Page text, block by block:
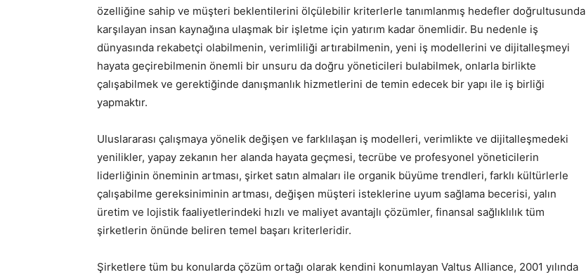
özelliğine sahip ve müşteri beklentilerini ölçülebilir kriterlerle tanımlanmış hedefler doğrultusunda
karşılayan insan kaynağına ulaşmak bir işletme için yatırım kadar önemlidir. Bu nedenle iş
dünyasında rekabetçi olabilmenin, verimliliği artırabilmenin, yeni iş modellerini ve dijitalleşmeyi
hayata geçirebilmenin önemli bir unsuru da doğru yöneticileri bulabilmek, onlarla birlikte
çalışabilmek ve gerektiğinde danışmanlık hizmetlerini de temin edecek bir yapı ile iş birliği
yapmaktır.
Uluslararası çalışmaya yönelik değişen ve farklılaşan iş modelleri, verimlikte ve dijitalleşmedeki
yenilikler, yapay zekanın her alanda hayata geçmesi, tecrübe ve profesyonel yöneticilerin
liderliğinin öneminin artması, şirket satın almaları ile organik büyüme trendleri, farklı kültürlerle
çalışabilme gereksiniminin artması, değişen müşteri isteklerine uyum sağlama becerisi, yalın
üretim ve lojistik faaliyetlerindeki hızlı ve maliyet avantajlı çözümler, finansal sağlıklılık tüm
şirketlerin önünde beliren temel başarı kriterleridir.
Şirketlere tüm bu konularda çözüm ortağı olarak kendini konumlayan Valtus Alliance, 2001 yılında